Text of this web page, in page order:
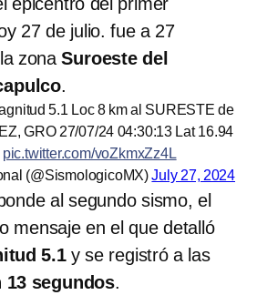
27 de julio. fue a 27
zonaSuroeste del
.
5.1 Loc 8 km al SURESTE de
GRO 27/07/24 04:30:13 Lat 16.94
pic.twitter.com/voZkmxZz4L
(@SismologicoMX)July 27, 2024
al segundo sismo, el
mensaje en el que detalló
5.1y se registró a las
13 segundos.